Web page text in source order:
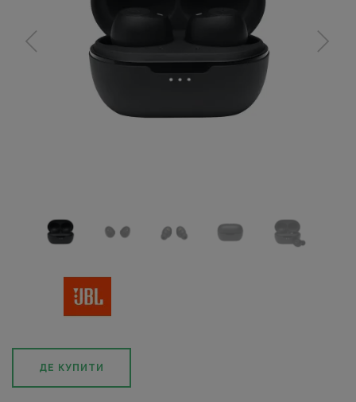
ДЕ КУПИТИ